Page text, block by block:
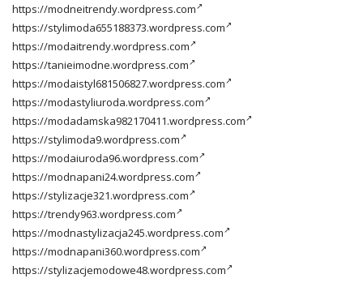
https://modneitrendy.wordpress.com
https://stylimoda655188373.wordpress.com
https://modaitrendy.wordpress.com
https://tanieimodne.wordpress.com
https://modaistyl681506827.wordpress.com
https://modastyliuroda.wordpress.com
https://modadamska982170411.wordpress.com
https://stylimoda9.wordpress.com
https://modaiuroda96.wordpress.com
https://modnapani24.wordpress.com
https://stylizacje321.wordpress.com
https://trendy963.wordpress.com
https://modnastylizacja245.wordpress.com
https://modnapani360.wordpress.com
https://stylizacjemodowe48.wordpress.com